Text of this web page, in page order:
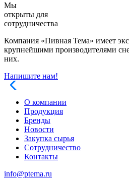
Мы
открыты для
сотрудничества
Компания «Пивная Тема» имеет
крупнейшими производителями
них.
Напишите нам!
О компании
Продукция
Бренды
Новости
Закупка сырья
Сотрудничество
Контакты
info@ptema.ru